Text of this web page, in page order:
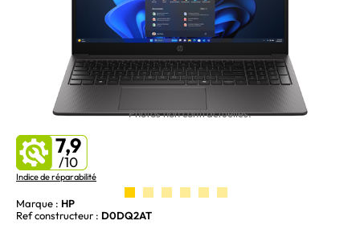
7,9
/10
Indice de réparabilité
Photos non contractuelles.
Marque : HP
Ref constructeur : D0DQ2AT